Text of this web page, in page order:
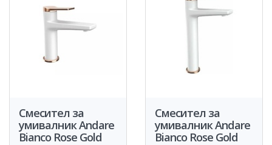
Смесител за
умивалник Andare
Bianco Rose Gold
Смесител за
умивалник Andare
Bianco Rose Gold